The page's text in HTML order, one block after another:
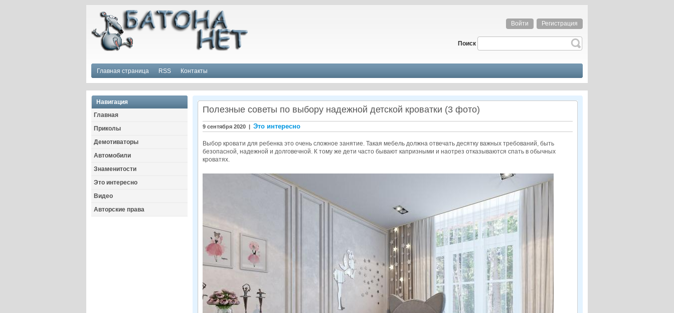
Войти Регистрация
Поиск
Главная страница RSS Контакты
Навигация
Главная
Приколы
Демотиваторы
Автомобили
Знаменитости
Это интересно
Видео
Авторские права
Полезные советы по выбору надежной детской кроватки (3 фото)
9 сентября 2020 | Это интересно
Выбор кровати для ребенка это очень сложное занятие. Такая мебель должна отвечать десятку важных требований, быть
безопасной, надежной и долговечной. К тому же дети часто бывают капризными и наотрез отказываются спать в обычных
кроватях.